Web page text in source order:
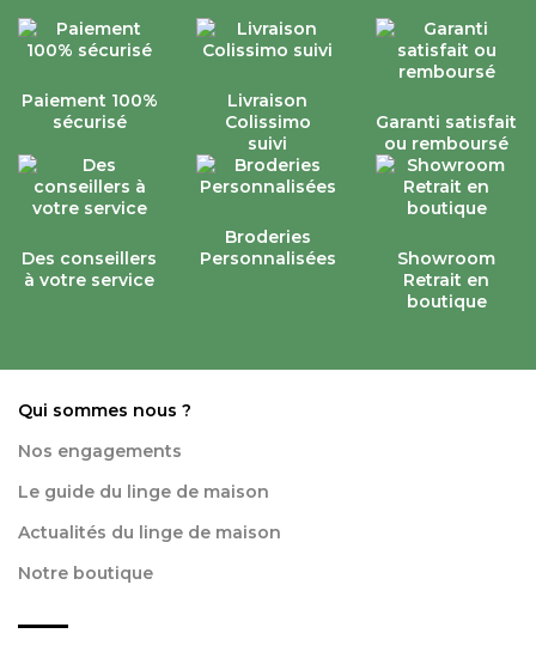
Paiement 100%
sécurisé
Livraison
Colissimo
suivi
Garanti satisfait
ou remboursé
Des conseillers
à votre service
Broderies
Personnalisées
Showroom
Retrait en
boutique
Qui sommes nous ?
Nos engagements
Le guide du linge de maison
Actualités du linge de maison
Notre boutique